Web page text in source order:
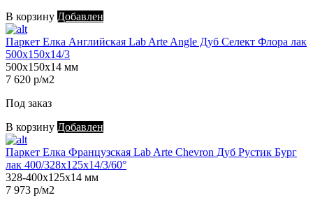
В корзину Добавлен
Паркет Елка Английская Lab Arte Angle Дуб Селект Флора лак
500х150х14/3
500х150х14 мм
7 620 р/м2
Под заказ
В корзину Добавлен
Паркет Елка Французская Lab Arte Chevron Дуб Рустик Бург
лак 400/328х125х14/3/60°
328-400х125х14 мм
7 973 р/м2